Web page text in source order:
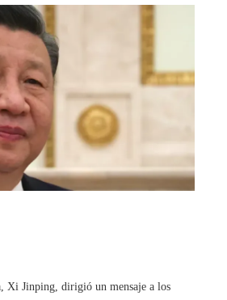
Xi Jinping, dirigió un mensaje a los